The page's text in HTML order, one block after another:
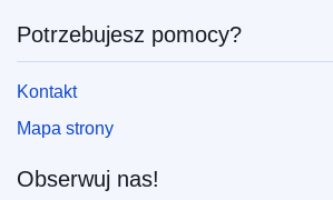
Potrzebujesz pomocy?
Kontakt
Mapa strony
Obserwuj nas!